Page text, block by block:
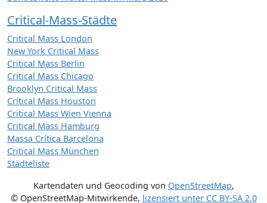
Critical-Mass-Städte
Critical Mass London
New York Critical Mass
Critical Mass Berlin
Critical Mass Chicago
Brooklyn Critical Mass
Critical Mass Houston
Critical Mass Wien Vienna
Critical Mass Hamburg
Massa Crítica Barcelona
Critical Mass München
Städteliste
Kartendaten und Geocoding von OpenStreetMap,
© OpenStreetMap-Mitwirkende, lizensiert unter CC BY-SA 2.0